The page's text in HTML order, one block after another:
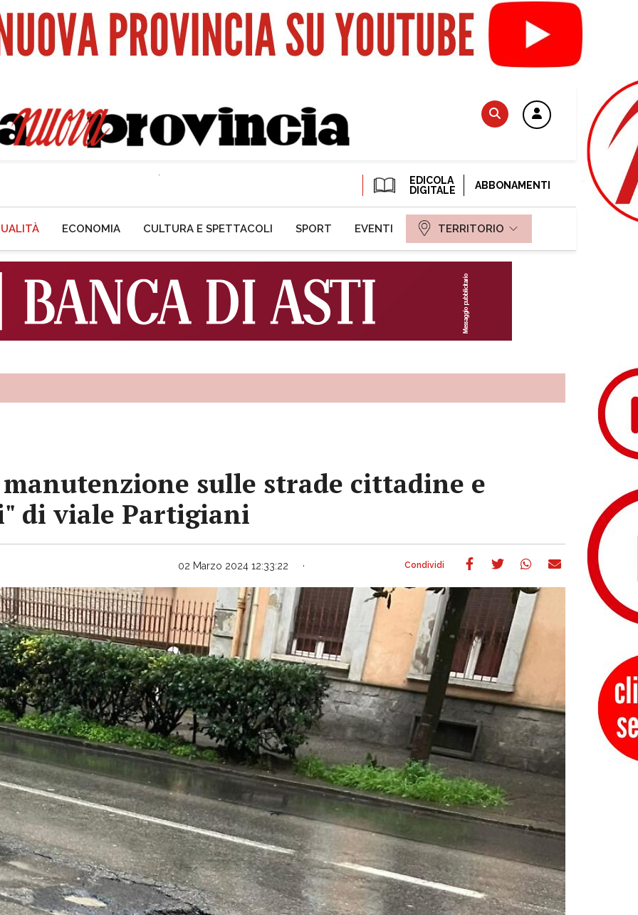
EDICOLA
DIGITALE
ABBONAMENTI
ECONOMIA CULTURA E SPETTACOLI SPORT EVENTI TERRITORIO
sulle strade cittadine e
di viale Partigiani
02 Marzo 2024 12:33:22